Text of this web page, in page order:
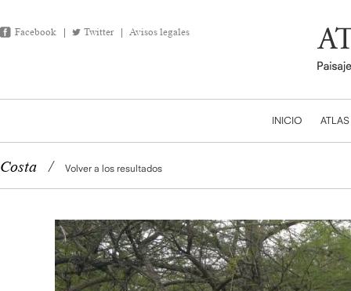
Facebook Twitter Avisos legales
INICIO ATLAS
Costa / Volver a los resultados